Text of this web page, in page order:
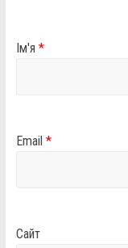
Ім'я *
Email *
Сайт